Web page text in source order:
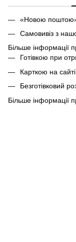
«Новою
Самовивіз з
Більше інформації
Готівкою при
Карткою на сайті
Безготівковий
Більше інформації